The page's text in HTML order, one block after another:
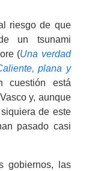
riesgo de que
un tsunami
(Una verdad
plana y
cuestión está
y, aunque
de este
pasado casi
gobiernos, las